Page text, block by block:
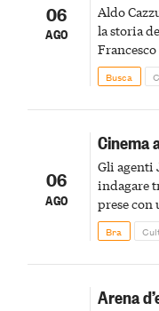
06
AGO
Aldo
la storia
agliBusca
06
AGO
Cinema
Gli agenti
indagare
prese con
Bra
Arena